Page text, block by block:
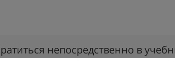
непосредственно в